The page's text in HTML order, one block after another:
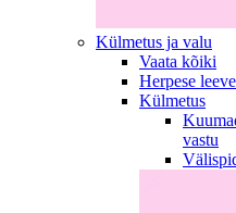
Külmetus ja valu
Vaata kõiki
Herpese
Külmetus
vastu